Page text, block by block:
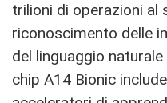
trilioni di operazioni al
riconoscimento delle
del linguaggio naturale
chip A14 Bionic